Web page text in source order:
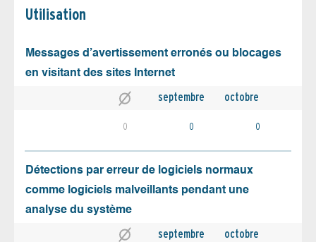
Utilisation
Messages d’avertissement erronés ou blocages
en visitant des sites Internet
septembre octobre
0 0 0
Détections par erreur de logiciels normaux
comme logiciels malveillants pendant une
analyse du système
septembre octobre